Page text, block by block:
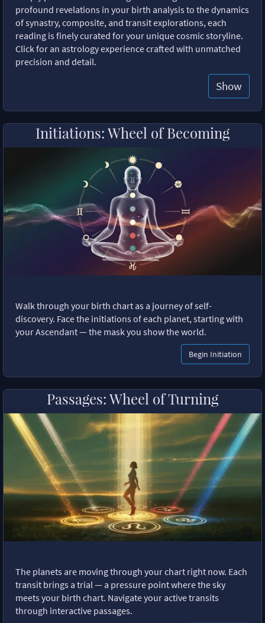
profound revelations in your birth analysis to the dynamics
of synastry, composite, and transit explorations, each
reading is finely curated for your unique cosmic storyline.
Click for an astrology experience crafted with unmatched
precision and detail.
Show
Initiations: Wheel of Becoming
Walk through your birth chart as a journey of self-
discovery. Face the initiations of each planet, starting with
your Ascendant — the mask you show the world.
Begin Initiation
Passages: Wheel of Turning
The planets are moving through your chart right now. Each
transit brings a trial — a pressure point where the sky
meets your birth chart. Navigate your active transits
through interactive passages.